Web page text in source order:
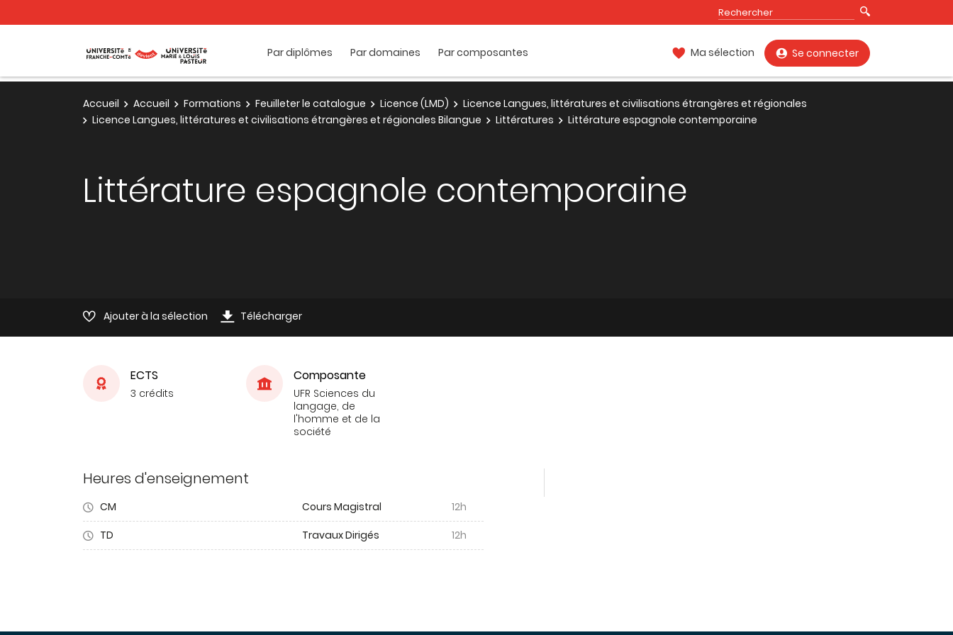
Par diplômes Par domaines Par composantes Ma sélection Se connecter
Accueil Accueil Formations Feuilleter le catalogue Licence (LMD)
Licence Langues, littératures et civilisations étrangères et régionales
Licence Langues, littératures et civilisations étrangères et régionales Bilangue
Littératures Littérature espagnole contemporaine
Littérature espagnole contemporaine
Ajouter à la sélection Télécharger
ECTS
3 crédits
Composante
UFR Sciences du
langage, de
l'homme et de la
société
Heures d'enseignement
CM Cours Magistral
12h
TD
Travaux Dirigés 12h